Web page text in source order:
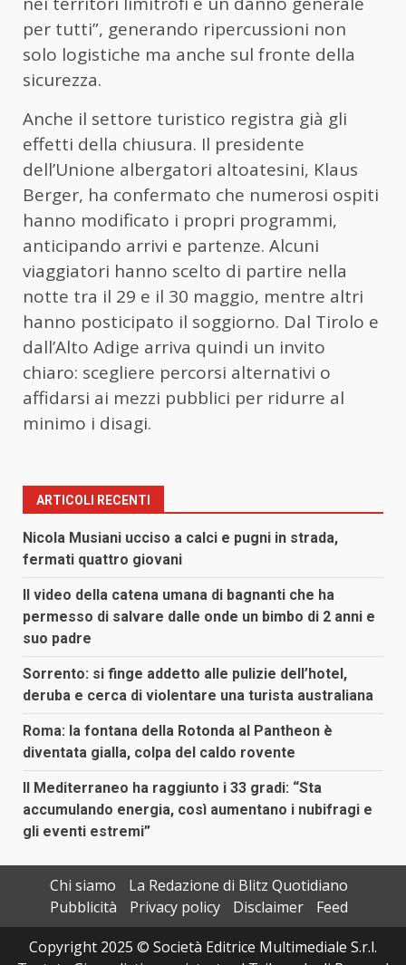
per tutti”, generando ripercussioni non
solo logistiche ma anche sul fronte della
sicurezza.
Anche il settore turistico registra già gli
effetti della chiusura. Il presidente
dell’Unione albergatori altoatesini, Klaus
Berger, ha confermato che numerosi ospiti
hanno modificato i propri programmi,
anticipando arrivi e partenze. Alcuni
viaggiatori hanno scelto di partire nella
notte tra il 29 e il 30 maggio, mentre altri
hanno posticipato il soggiorno. Dal Tirolo e
dall’Alto Adige arriva quindi un invito
chiaro: scegliere percorsi alternativi o
affidarsi ai mezzi pubblici per ridurre al
minimo i disagi.
ARTICOLI RECENTI
Nicola Musiani ucciso a calci e pugni in strada,
fermati quattro giovani
Il video della catena umana di bagnanti che ha
permesso di salvare dalle onde un bimbo di 2 anni e
suo padre
Sorrento: si finge addetto alle pulizie dell’hotel,
deruba e cerca di violentare una turista australiana
Roma: la fontana della Rotonda al Pantheon è
diventata gialla, colpa del caldo rovente
Il Mediterraneo ha raggiunto i 33 gradi: “Sta
accumulando energia, così aumentano i nubifragi e
gli eventi estremi”
Chi siamo
La Redazione di Blitz Quotidiano
Pubblicità
Privacy policy Disclaimer
Feed
Copyright 2025 © Società Editrice Multimediale S.r.l.